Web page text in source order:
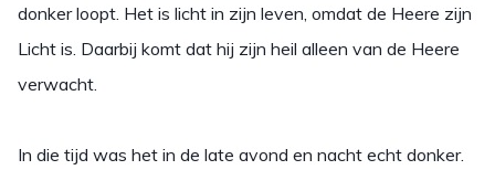
donker loopt. Het is licht in zijn leven, omdat de Heere zijn
Licht is. Daarbij komt dat hij zijn heil alleen van de Heere
verwacht.
In die tijd was het in de late avond en nacht echt donker.